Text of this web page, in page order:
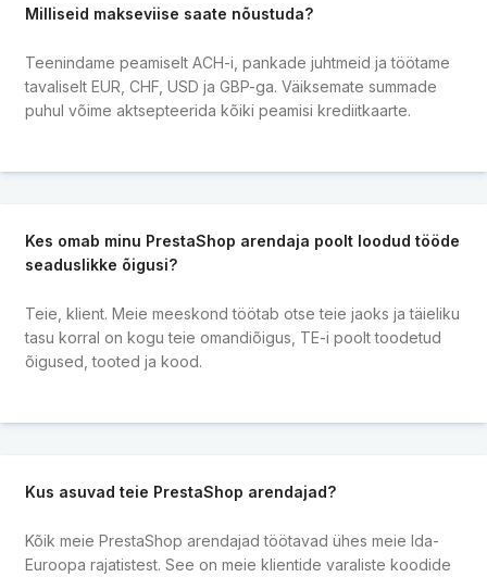
Milliseid makseviise saate nõustuda?
Teenindame peamiselt ACH-i, pankade juhtmeid ja töötame
tavaliselt EUR, CHF, USD ja GBP-ga. Väiksemate summade
puhul võime aktsepteerida kõiki peamisi krediitkaarte.
Kes omab minu PrestaShop arendaja poolt loodud tööde
seaduslikke õigusi?
Teie, klient. Meie meeskond töötab otse teie jaoks ja täieliku
tasu korral on kogu teie omandiõigus, TE-i poolt toodetud
õigused, tooted ja kood.
Kus asuvad teie PrestaShop arendajad?
Kõik meie PrestaShop arendajad töötavad ühes meie Ida-
Euroopa rajatistest. See on meie klientide varaliste koodide